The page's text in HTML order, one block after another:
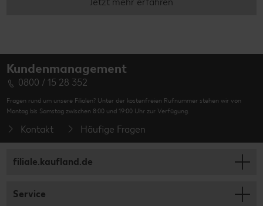
Jetzt mehr erfahren
Kundenmanagement
0800 / 15 28 352
Fragen rund um unsere Filialen? Unter der kostenfreien Rufnummer stehen wir von
Montag bis Samstag zwischen 8:00 und 19:00 Uhr zur Verfügung.
Kontakt Häufige Fragen
filiale.kaufland.de
Service